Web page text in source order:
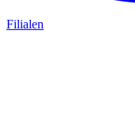
Filialen